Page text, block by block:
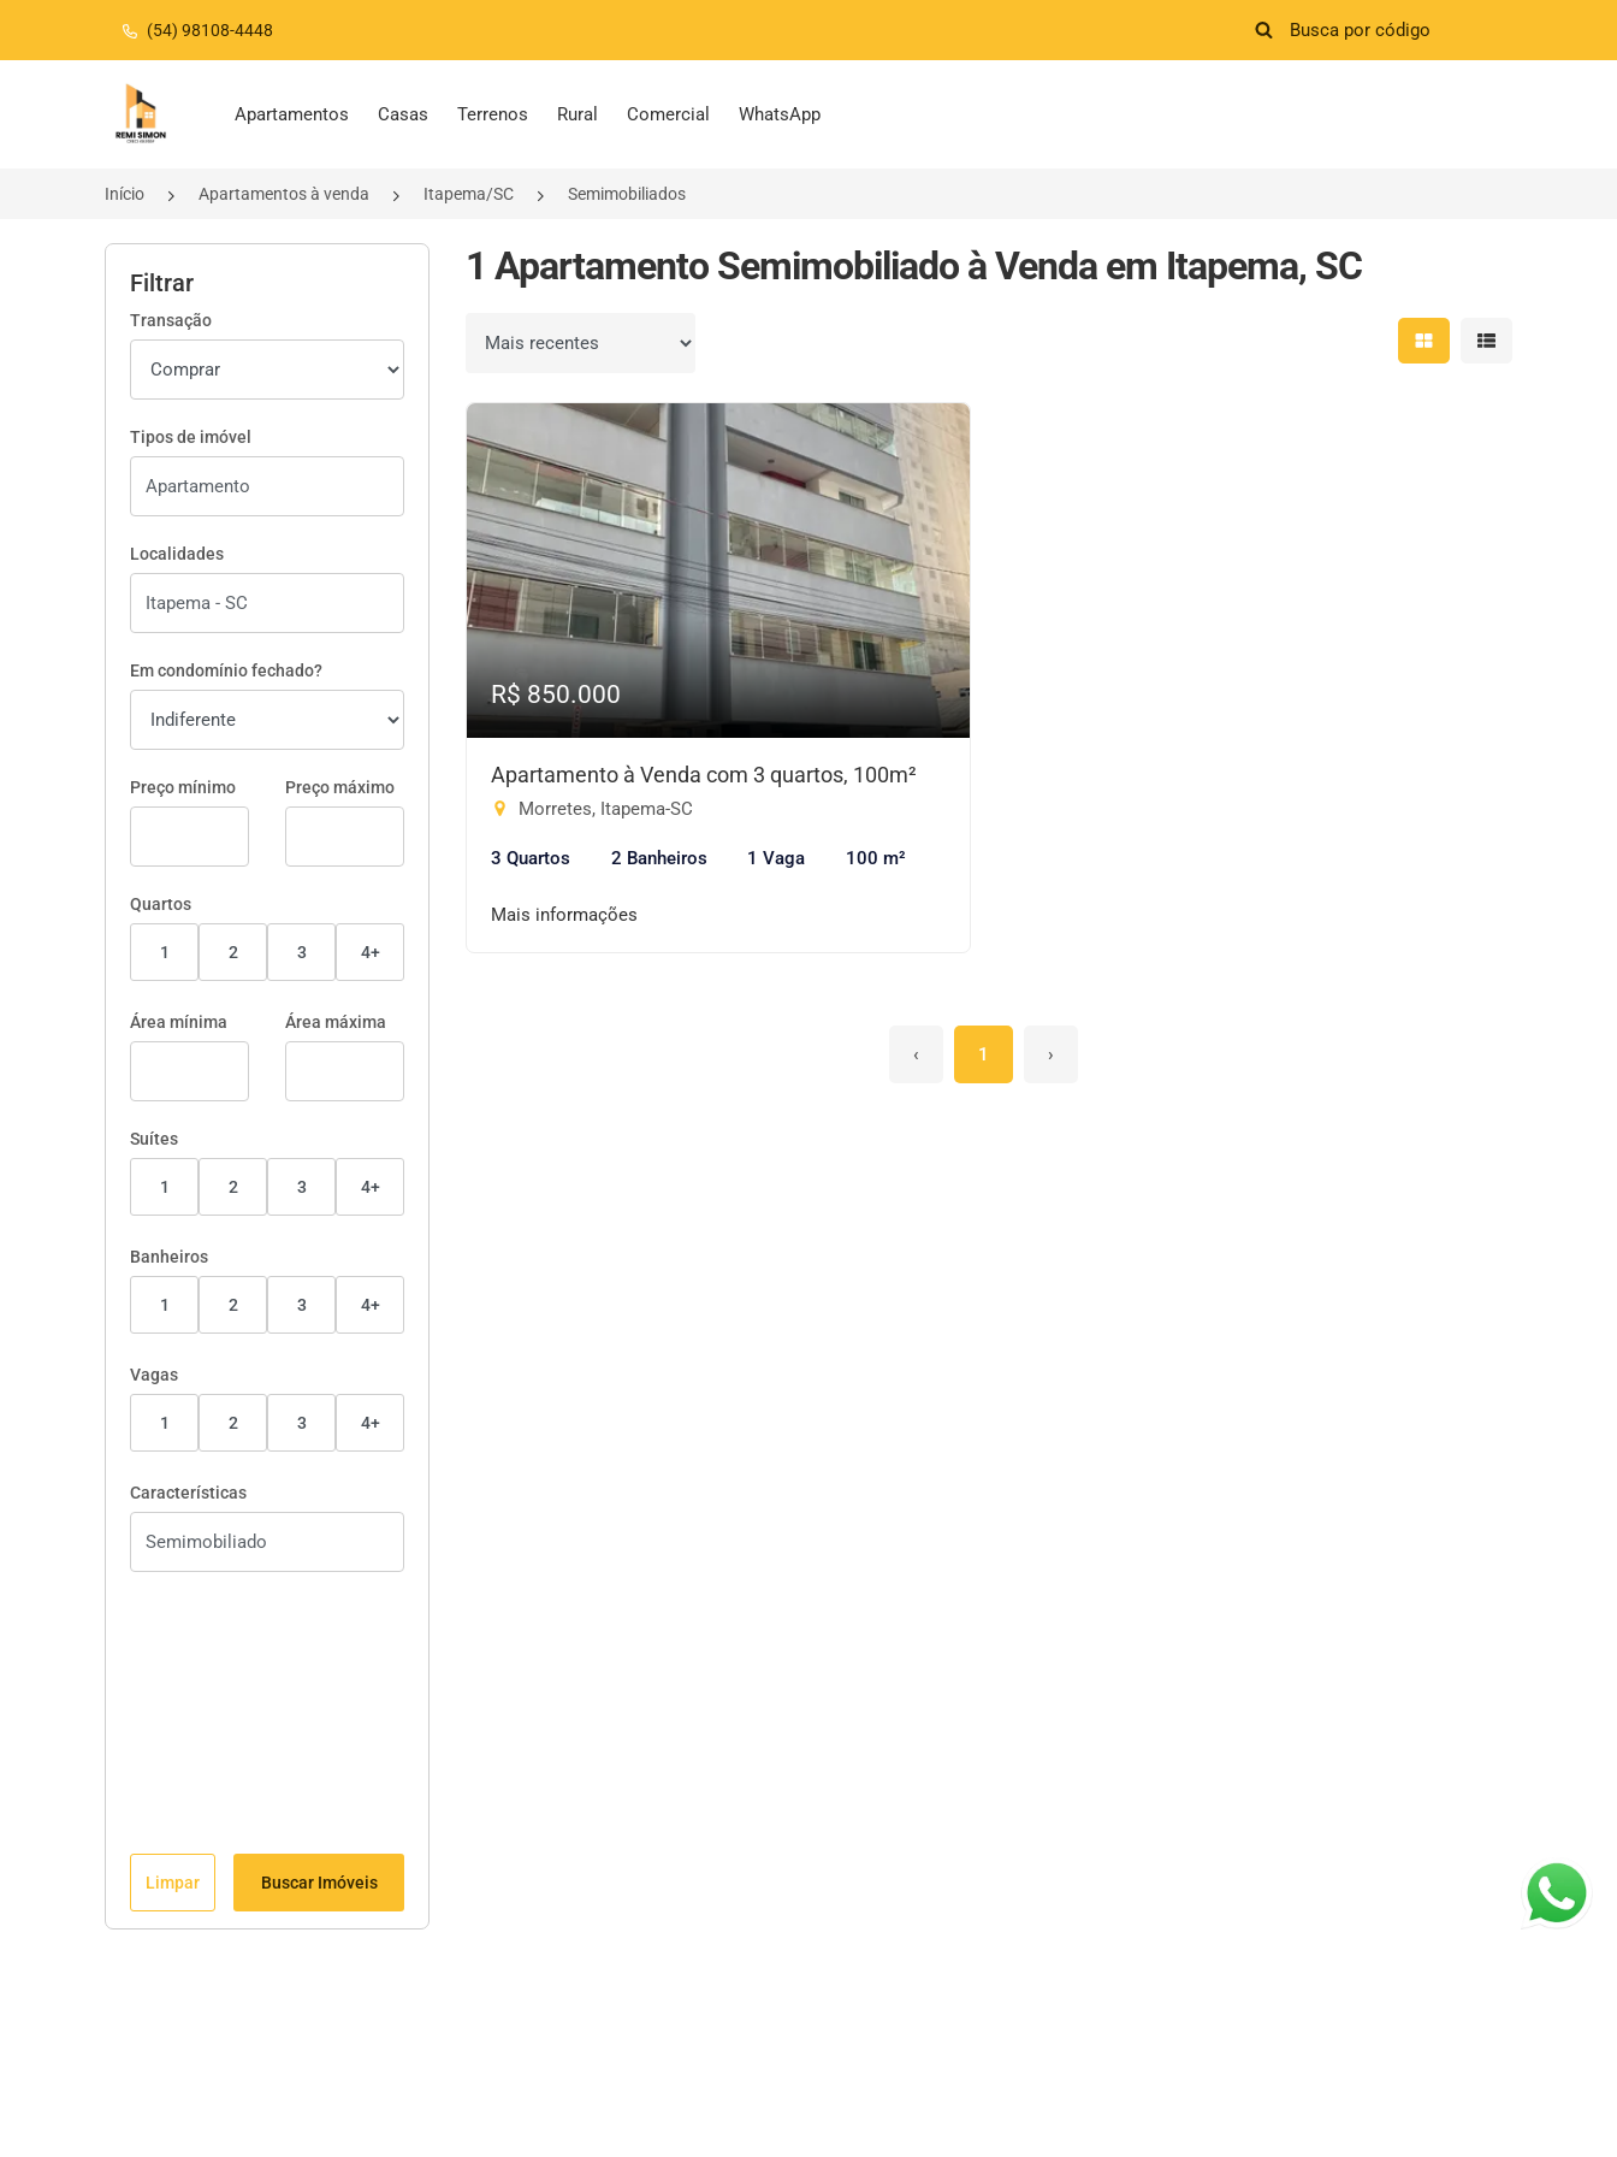
(54) 98108-4448
Página inicial
Apartamentos Casas Terrenos Rural Comercial WhatsApp
Início Apartamentos à venda Itapema/SC Semimobiliados
Filtrar
Transação
Tipos de imóvel
Localidades
Em condomínio fechado?
Preço mínimo Preço máximo
Quartos
1 2 3 4+
Área mínima Área máxima
Suítes
1 2 3 4+
Banheiros
1 2 3 4+
Vagas
1 2 3 4+
Características
Limpar Buscar Imóveis
1 Apartamento Semimobiliado à Venda em Itapema, SC
Ordenar por Mostrar resultados em
Mostrar
R$ 850.000
Apartamento à Venda com 3 quartos, 100m²
Morretes, Itapema-SC
3 Quartos 2 Banheiros 1 Vaga 100 m²
Mais informações
‹ 1 ›